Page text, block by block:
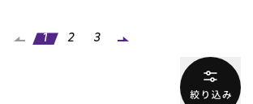
1 2 3